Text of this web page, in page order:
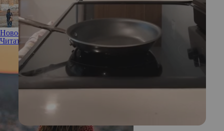
Новое место на карте: Узбекистан
Читать полностью